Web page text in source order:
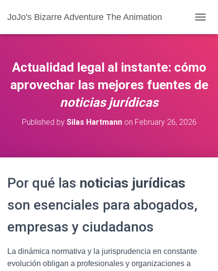
JoJo's Bizarre Adventure The Animation
O
E
N
A
Actualidad legal al instante: cómo
aprovechar las mejores fuentes de
noticias jurídicas
Published by Silas Hartmannon February 26, 2026
Por qué las noticias jurídicas
son esenciales para abogados,
empresas y ciudadanos
La dinámica normativa y la jurisprudencia en constante
evolución obligan a profesionales y organizaciones a